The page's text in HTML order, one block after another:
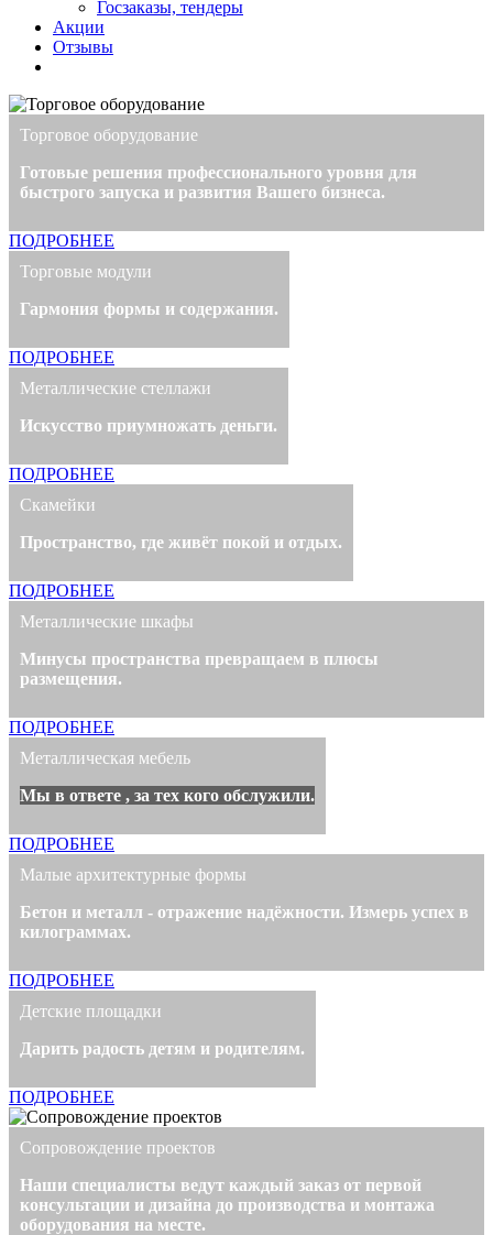
Госзаказы, тендеры
Акции
Отзывы
Торговое оборудование
Готовые решения профессионального уровня для
быстрого запуска и развития Вашего бизнеса.
ПОДРОБНЕЕ
Торговые модули
Гармония формы и содержания.
ПОДРОБНЕЕ
Металлические стеллажи
Искусство приумножать деньги.
ПОДРОБНЕЕ
Скамейки
Пространство, где живёт покой и отдых.
ПОДРОБНЕЕ
Металлические шкафы
Минусы пространства превращаем в плюсы
размещения.
ПОДРОБНЕЕ
Металлическая мебель
Мы в ответе , за тех кого обслужили.
ПОДРОБНЕЕ
Малые архитектурные формы
Бетон и металл - отражение надёжности. Измерь успех в
килограммах.
ПОДРОБНЕЕ
Детские площадки
Дарить радость детям и родителям.
ПОДРОБНЕЕ
Сопровождение проектов
Наши специалисты ведут каждый заказ от первой
консультации и дизайна до производства и монтажа
оборудования на месте.